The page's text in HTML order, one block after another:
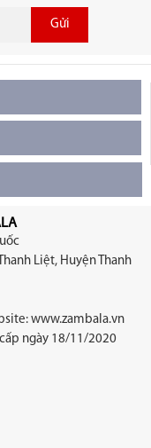
Gửi
Liệt, Huyện Thanh
www.zambala.vn
ngày 18/11/2020